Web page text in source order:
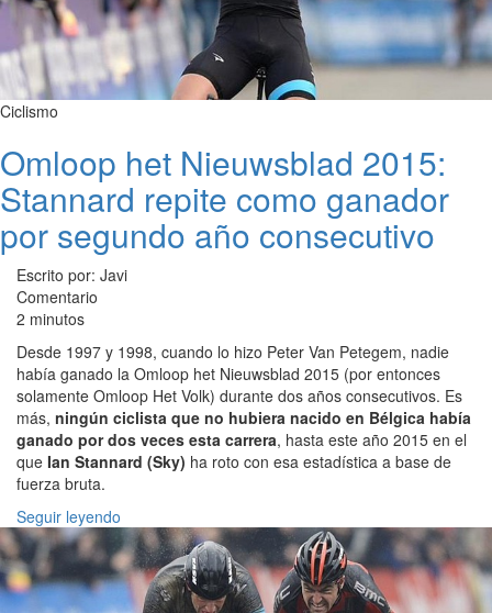
Ciclismo
Omloop het Nieuwsblad 2015:
Stannard repite como ganador
por segundo año consecutivo
Escrito por: Javi
Comentario
2 minutos
Desde 1997 y 1998, cuando lo hizo Peter Van Petegem, nadie
había ganado la Omloop het Nieuwsblad 2015 (por entonces
solamente Omloop Het Volk) durante dos años consecutivos. Es
más, ningún ciclista que no hubiera nacido en Bélgica había
ganado por dos veces esta carrera, hasta este año 2015 en el
que Ian Stannard (Sky) ha roto con esa estadística a base de
fuerza bruta.
Seguir leyendo